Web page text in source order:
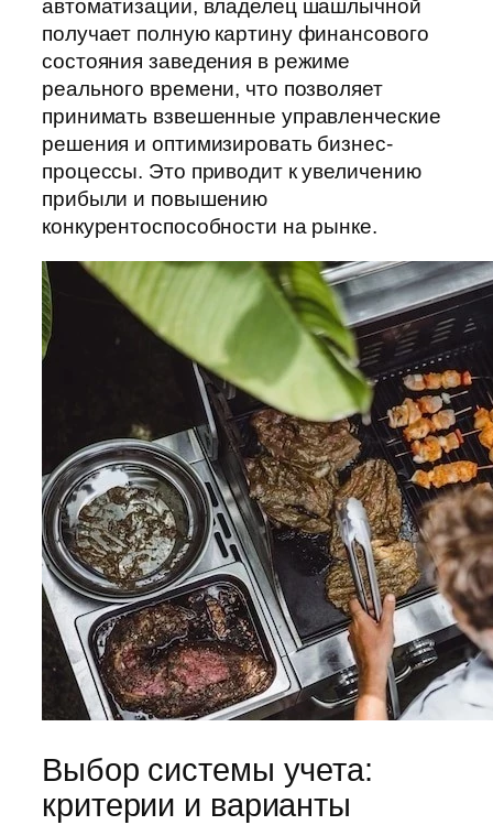
автоматизации, владелец шашлычной
получает полную картину финансового
состояния заведения в режиме
реального времени, что позволяет
принимать взвешенные управленческие
решения и оптимизировать бизнес-
процессы. Это приводит к увеличению
прибыли и повышению
конкурентоспособности на рынке.
Выбор системы учета:
критерии и варианты